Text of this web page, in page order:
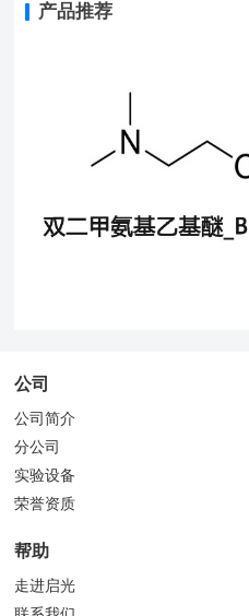
产品推荐
公司
公司简介
分公司
实验设备
荣誉资质
帮助
走进启光